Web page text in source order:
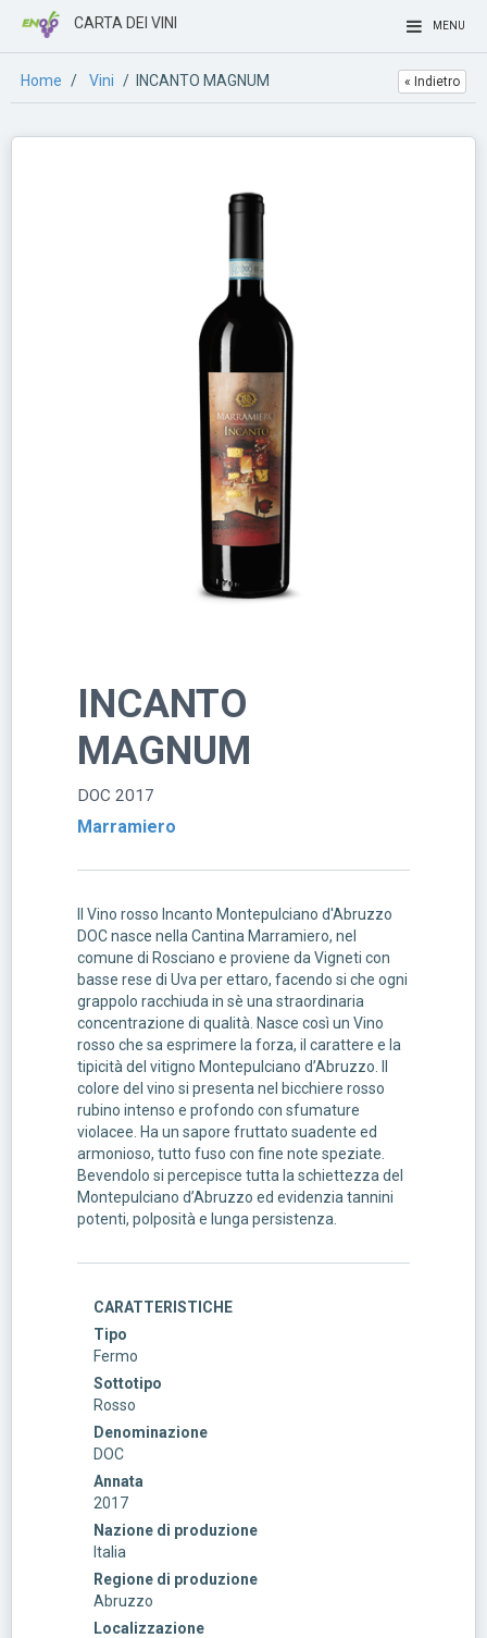
MENU
CARTA DEI VINI
Home / Vini / INCANTO MAGNUM « Indietro
INCANTO
MAGNUM
DOC 2017
Marramiero
Il Vino rosso Incanto Montepulciano d'Abruzzo
DOC nasce nella Cantina Marramiero, nel
comune di Rosciano e proviene da Vigneti con
basse rese di Uva per ettaro, facendo si che ogni
grappolo racchiuda in sè una straordinaria
concentrazione di qualità. Nasce così un Vino
rosso che sa esprimere la forza, il carattere e la
tipicità del vitigno Montepulciano d’Abruzzo. Il
colore del vino si presenta nel bicchiere rosso
rubino intenso e profondo con sfumature
violacee. Ha un sapore fruttato suadente ed
armonioso, tutto fuso con fine note speziate.
Bevendolo si percepisce tutta la schiettezza del
Montepulciano d’Abruzzo ed evidenzia tannini
potenti, polposità e lunga persistenza.
CARATTERISTICHE
Tipo
Fermo
Sottotipo
Rosso
Denominazione
DOC
Annata
2017
Nazione di produzione
Italia
Regione di produzione
Abruzzo
Localizzazione